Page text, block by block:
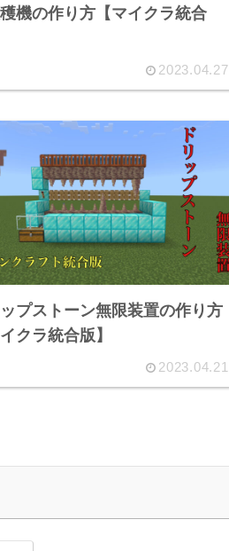
機の作り方【マイクラ統合
2023.04.27
ップストーン無限装置の作り方
イクラ統合版】
2023.04.21